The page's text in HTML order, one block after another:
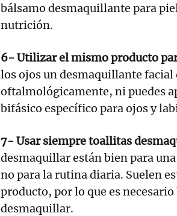
bálsamo desmaquillante para
nutrición.
6- Utilizar el mismo producto
los ojos un desmaquillante facial
oftalmológicamente, ni puedes
bifásico específico para ojos y
7- Usar siempre toallitas
desmaquillar están bien para
no para la rutina diaria. Suelen
producto, por lo que es
desmaquillar.